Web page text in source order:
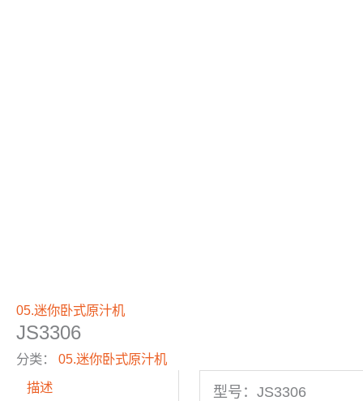
05.迷你卧式原汁机
JS3306
分类： 05.迷你卧式原汁机
描述
型号：JS3306